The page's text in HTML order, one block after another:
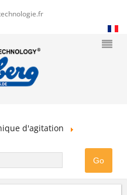
d'agitation